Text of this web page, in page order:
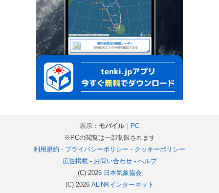
表示： モバイル｜
PC
※PCの閲覧は一部制限されます
利用規約 - プライバシーポリシー - クッキーポリシー
広告掲載- お問い合わせ- ヘルプ
(C) 2026 日本気象協会
(C) 2026 ALiNKインターネット